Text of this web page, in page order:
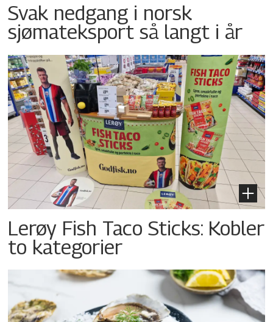
Svak nedgang i norsk
sjømateksport så langt i år
Lerøy Fish Taco Sticks: Kobler
to kategorier